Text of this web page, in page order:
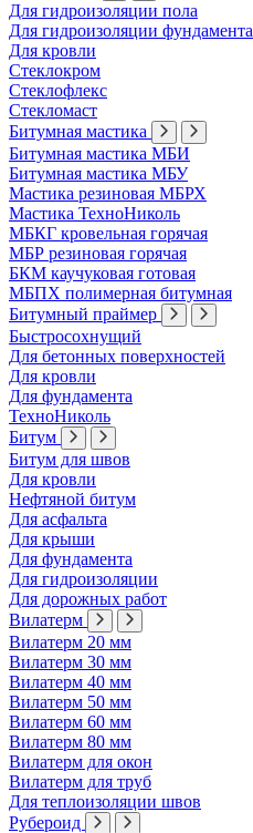
Для гидроизоляции пола
Для гидроизоляции фундамента
Для кровли
Стеклокром
Стеклофлекс
Стекломаст
Битумная мастика
Битумная мастика МБИ
Битумная мастика МБУ
Мастика резиновая МБРХ
Мастика ТехноНиколь
МБКГ кровельная горячая
МБР резиновая горячая
БКМ каучуковая готовая
МБПХ полимерная битумная
Битумный праймер
Быстросохнущий
Для бетонных поверхностей
Для кровли
Для фундамента
ТехноНиколь
Битум
Битум для швов
Для кровли
Нефтяной битум
Для асфальта
Для крыши
Для фундамента
Для гидроизоляции
Для дорожных работ
Вилатерм
Вилатерм 20 мм
Вилатерм 30 мм
Вилатерм 40 мм
Вилатерм 50 мм
Вилатерм 60 мм
Вилатерм 80 мм
Вилатерм для окон
Вилатерм для труб
Для теплоизоляции швов
Рубероид